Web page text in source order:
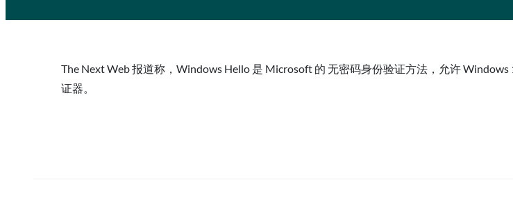
The Next Web 报道称，Windows Hello 是 Microsoft 的 无密码身份验证方法，允许
证器。